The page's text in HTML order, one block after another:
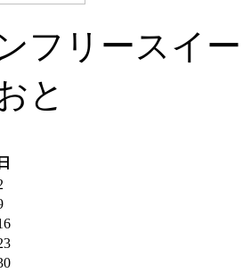
フリースイ
と
日